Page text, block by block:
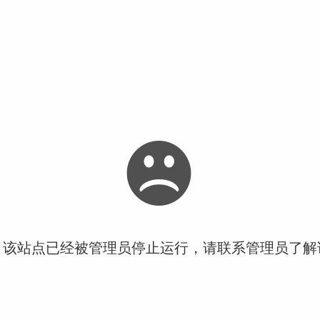
站点已经被管理员停止运行，请联系管理员了